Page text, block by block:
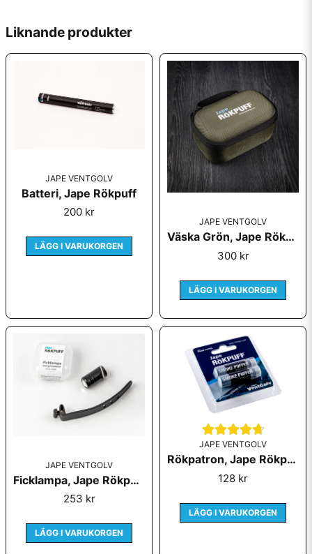
name
email
Mejladress
Ja, ni får publicera min fråga
Skicka fråga
Liknande produkter
JAPE VENTGOLV
Batteri, Jape Rökpuff
200 kr
LÄGG I VARUKORGEN
JAPE VENTGOLV
Väska Grön, Jape Rökpuff
300 kr
LÄGG I VARUKORGEN
JAPE VENTGOLV
Ficklampa, Jape Rökpuff
253 kr
LÄGG I VARUKORGEN
JAPE VENTGOLV
Rökpatron, Jape Rökpuff, 2-pack
128 kr
LÄGG I VARUKORGEN